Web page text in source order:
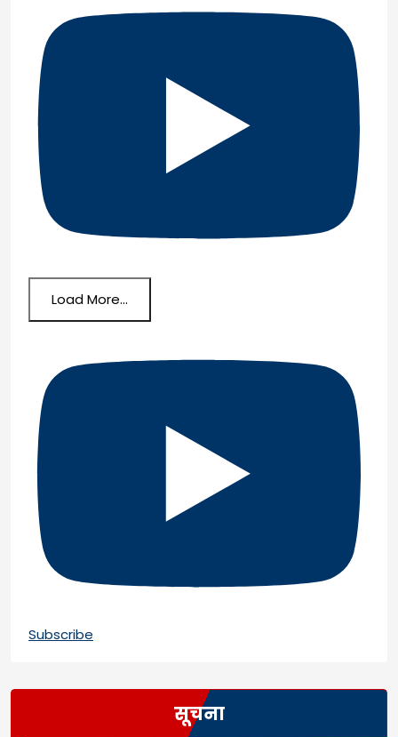
Load More...
Subscribe
सूचना